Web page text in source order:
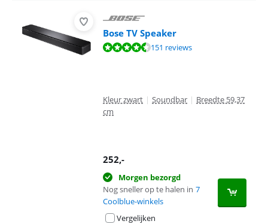
Bose TV Speaker
Beoordeling is 8,7 van de 10, gebaseerd op 151 reviews.
151 reviews
Kleur zwart | Soundbar | Breedte 59,37
cm
252,-
Morgen bezorgd
Nog sneller op te halen in 7
Coolblue-winkels
Vergelijken